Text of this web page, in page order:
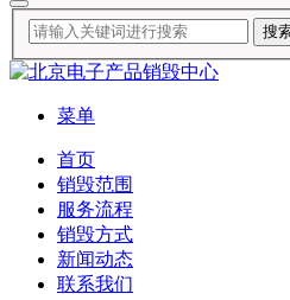
菜单
首页
销毁范围
服务流程
销毁方式
新闻动态
联系我们